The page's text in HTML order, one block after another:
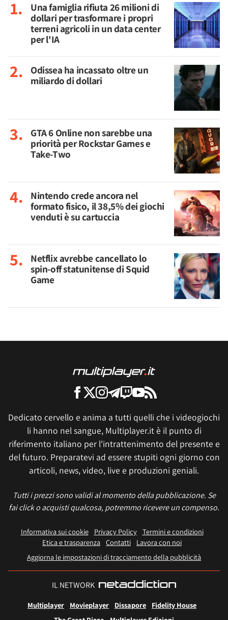
Una famiglia rifiuta 26 milioni di
dollari per trasformare i propri
terreni agricoli in un data center
per l'IA
Odissea ha incassato oltre un
miliardo di dollari
GTA 6 Online non sarebbe una
priorità per Rockstar Games e
Take-Two
Nintendo crede ancora nel
formato fisico, il 38,5% dei giochi
venduti è su cartuccia
Netflix avrebbe cancellato lo
spin-off statunitense di Squid
Game
Dedicato cervello e anima a tutti quelli che i videogiochi
li hanno nel sangue, Multiplayer.it è il punto di
riferimento italiano per l'intrattenimento del presente e
del futuro. Preparatevi ad essere stupiti ogni giorno con
articoli, news, video, live e produzioni geniali.
Tutti i prezzi sono validi al momento della pubblicazione. Se
fai click o acquisti qualcosa, potremmo ricevere un compenso.
Informativa sui cookie Privacy Policy
Termini e condizioni
Etica e trasparenza Contatti
Lavora con noi
Aggiorna le impostazioni di tracciamento della pubblicità
IL NETWORK
Multiplayer Movieplayer Dissapore
Fidelity House